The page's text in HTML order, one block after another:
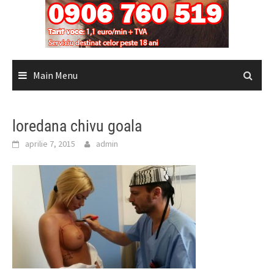
Main Menu
loredana chivu goala
aprilie 7, 2015 admin